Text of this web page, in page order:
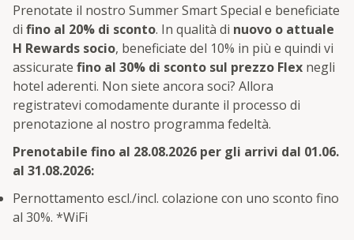
Prenotate il nostro Summer Smart Special e beneficiate
di fino al 20% di sconto. In qualità di nuovo o attuale
H Rewards socio, beneficiate del 10% in più e quindi vi
assicurate fino al 30% di sconto sul prezzo Flex negli
hotel aderenti. Non siete ancora soci? Allora
registratevi comodamente durante il processo di
prenotazione al nostro programma fedeltà.
Prenotabile fino al 28.08.2026 per gli arrivi dal 01.06.
al 31.08.2026:
Pernottamento escl./incl. colazione con uno sconto fino
al 30%. *WiFi